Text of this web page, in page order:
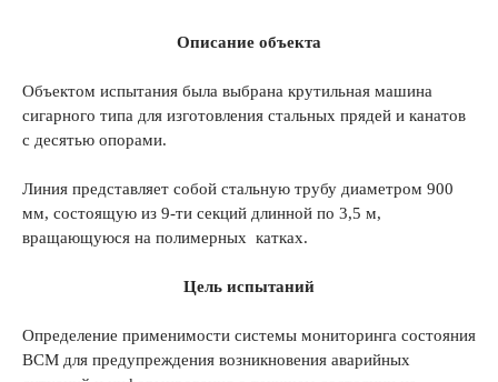
Описание объекта
Объектом испытания была выбрана крутильная машина
сигарного типа для изготовления стальных прядей и канатов
с десятью опорами.
Линия представляет собой стальную трубу диаметром 900
мм, состоящую из 9-ти секций длинной по 3,5 м,
вращающуюся на полимерных катках.
Цель испытаний
Определение применимости системы мониторинга состояния
BCM для предупреждения возникновения аварийных